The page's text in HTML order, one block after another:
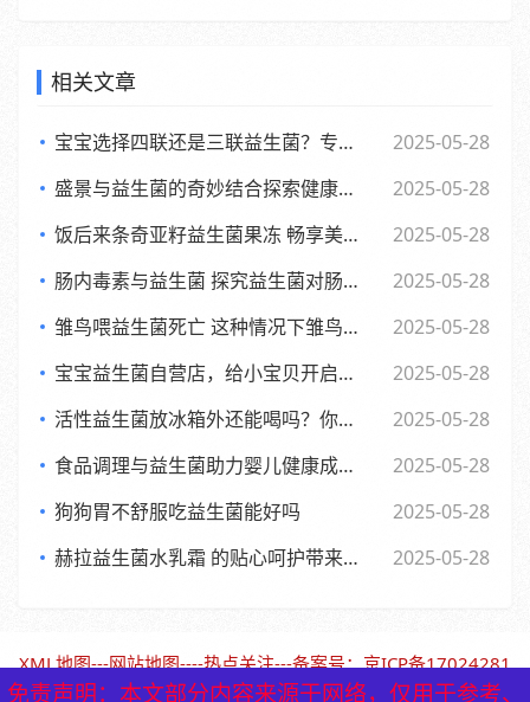
相关文章
宝宝选择四联还是三联益生菌？专家观点大，妈妈们必看
2025-05-28
盛景与益生菌的奇妙结合探索健康新生活方式
2025-05-28
饭后来条奇亚籽益生菌果冻 畅享美味与健康的小确幸
2025-05-28
肠内毒素与益生菌 探究益生菌对肠内毒素的作用及功效
2025-05-28
雏鸟喂益生菌死亡 这种情况下雏鸟还能否食用
2025-05-28
宝宝益生菌自营店，给小宝贝开启肠道新世界，舒适快乐每一天
2025-05-28
活性益生菌放冰箱外还能喝吗？你可能不知道的
2025-05-28
食品调理与益生菌助力婴儿健康成长的全新探索
2025-05-28
狗狗胃不舒服吃益生菌能好吗
2025-05-28
赫拉益生菌水乳霜 的贴心呵护带来焕新美肌体验
2025-05-28
免责声明：本文部分内容来源于网络，仅用于参考、
XML地图---网站地图----热点关注---备案号：京ICP备17024281
号-1（北京保鹤堂药业）
免责声明：本文部分内容来源于网络，仅用于参考、